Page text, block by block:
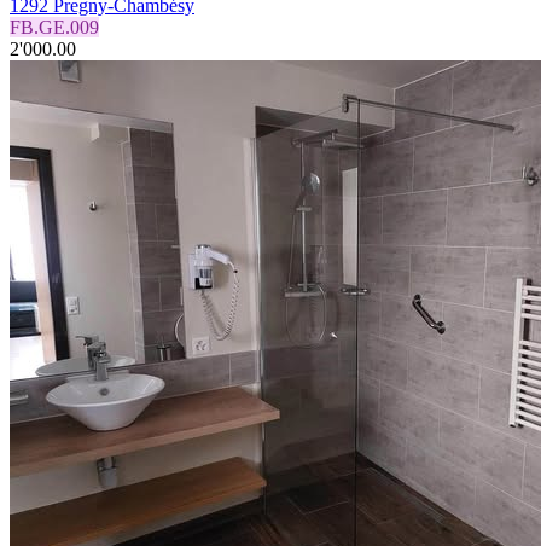
1292 Pregny-Chambésy
FB.GE.009
2'000.00